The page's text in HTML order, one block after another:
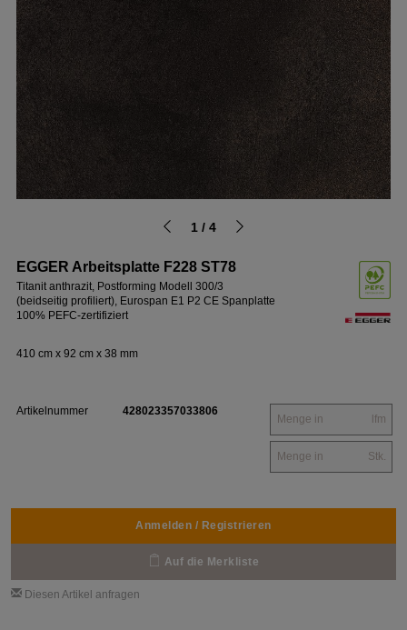
1 / 4
EGGER Arbeitsplatte F228 ST78
Titanit anthrazit, Postforming Modell 300/3
(beidseitig profiliert), Eurospan E1 P2 CE Spanplatte
100% PEFC-zertifiziert
410 cm x 92 cm x 38 mm
Artikelnummer 428023357033806
lfm
Stk.
Anmelden / Registrieren
Auf die Merkliste
Diesen Artikel anfragen